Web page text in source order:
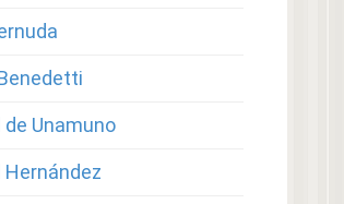
de Unamuno
Hernández